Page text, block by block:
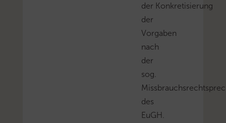
der Konkretisierung
der
Vorgaben
nach
der
sog.
des
EuGH.